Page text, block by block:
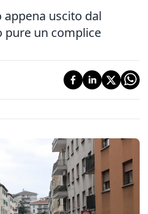
uscito dal
pure un complice